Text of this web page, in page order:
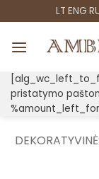
to
content
LT ENG
pristatymo